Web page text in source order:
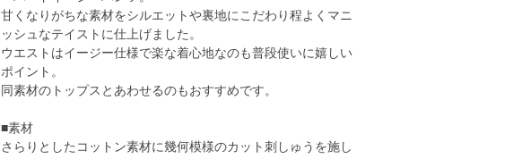
甘くなりがちな素材をシルエットや裏地にこだわり程よくマニ
ッシュなテイストに仕上げました。
ウエストはイージー仕様で楽な着心地なのも普段使いに嬉しい
ポイント。
同素材のトップスとあわせるのもおすすめです。
■素材
さらりとしたコットン素材に幾何模様のカット刺しゅうを施し